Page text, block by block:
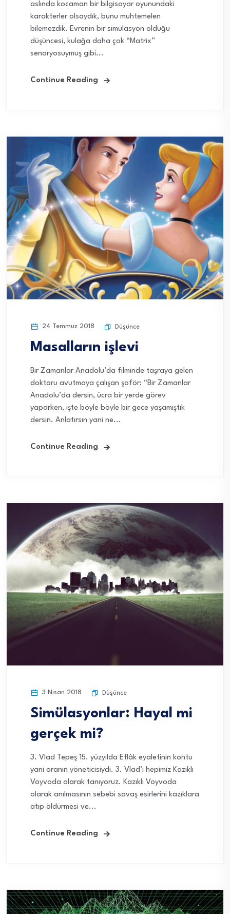
aslında kocaman bir bilgisayar oyunundaki
karakterler olsaydık, bunu muhtemelen
bilemezdik. Evrenin bir simülasyon olduğu
düşüncesi, kulağa daha çok “Matrix”
senaryosuymuş gibi...
Continue Reading
24 Temmuz 2018 Düşünce
Masalların işlevi
Bir Zamanlar Anadolu’da filminde taşraya gelen
doktoru avutmaya çalışan şoför: “Bir Zamanlar
Anadolu’da dersin, ücra bir yerde görev
yaparken, işte böyle böyle bir gece yaşamıştık
dersin. Anlatırsın yani ne...
Continue Reading
3 Nisan 2018 Düşünce
Simülasyonlar: Hayal mi
gerçek mi?
3. Vlad Tepeş 15. yüzyılda Eflâk eyaletinin kontu
yani oranın yöneticisiydi. 3. Vlad’ı hepimiz Kazıklı
Voyvoda olarak tanıyoruz. Kazıklı Voyvoda
olarak anılmasının sebebi savaş esirlerini kazıklara
atıp öldürmesi ve...
Continue Reading